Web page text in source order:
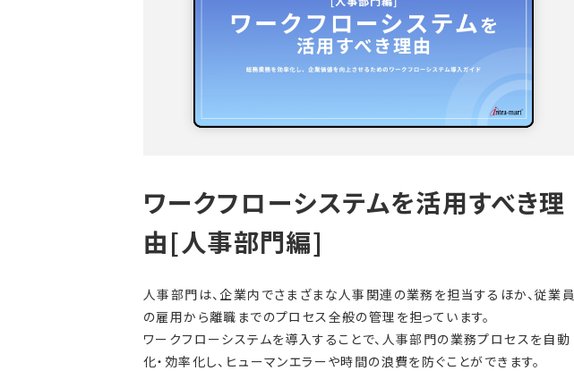
ワークフローシステムを活用すべき理
由[人事部門編]
人事部門は、企業内でさまざまな人事関連の業務を担当するほか、従業員
の雇用から離職までのプロセス全般の管理を担っています。
ワークフローシステムを導入することで、人事部門の業務プロセスを自動
化・効率化し、ヒューマンエラーや時間の浪費を防ぐことができます。